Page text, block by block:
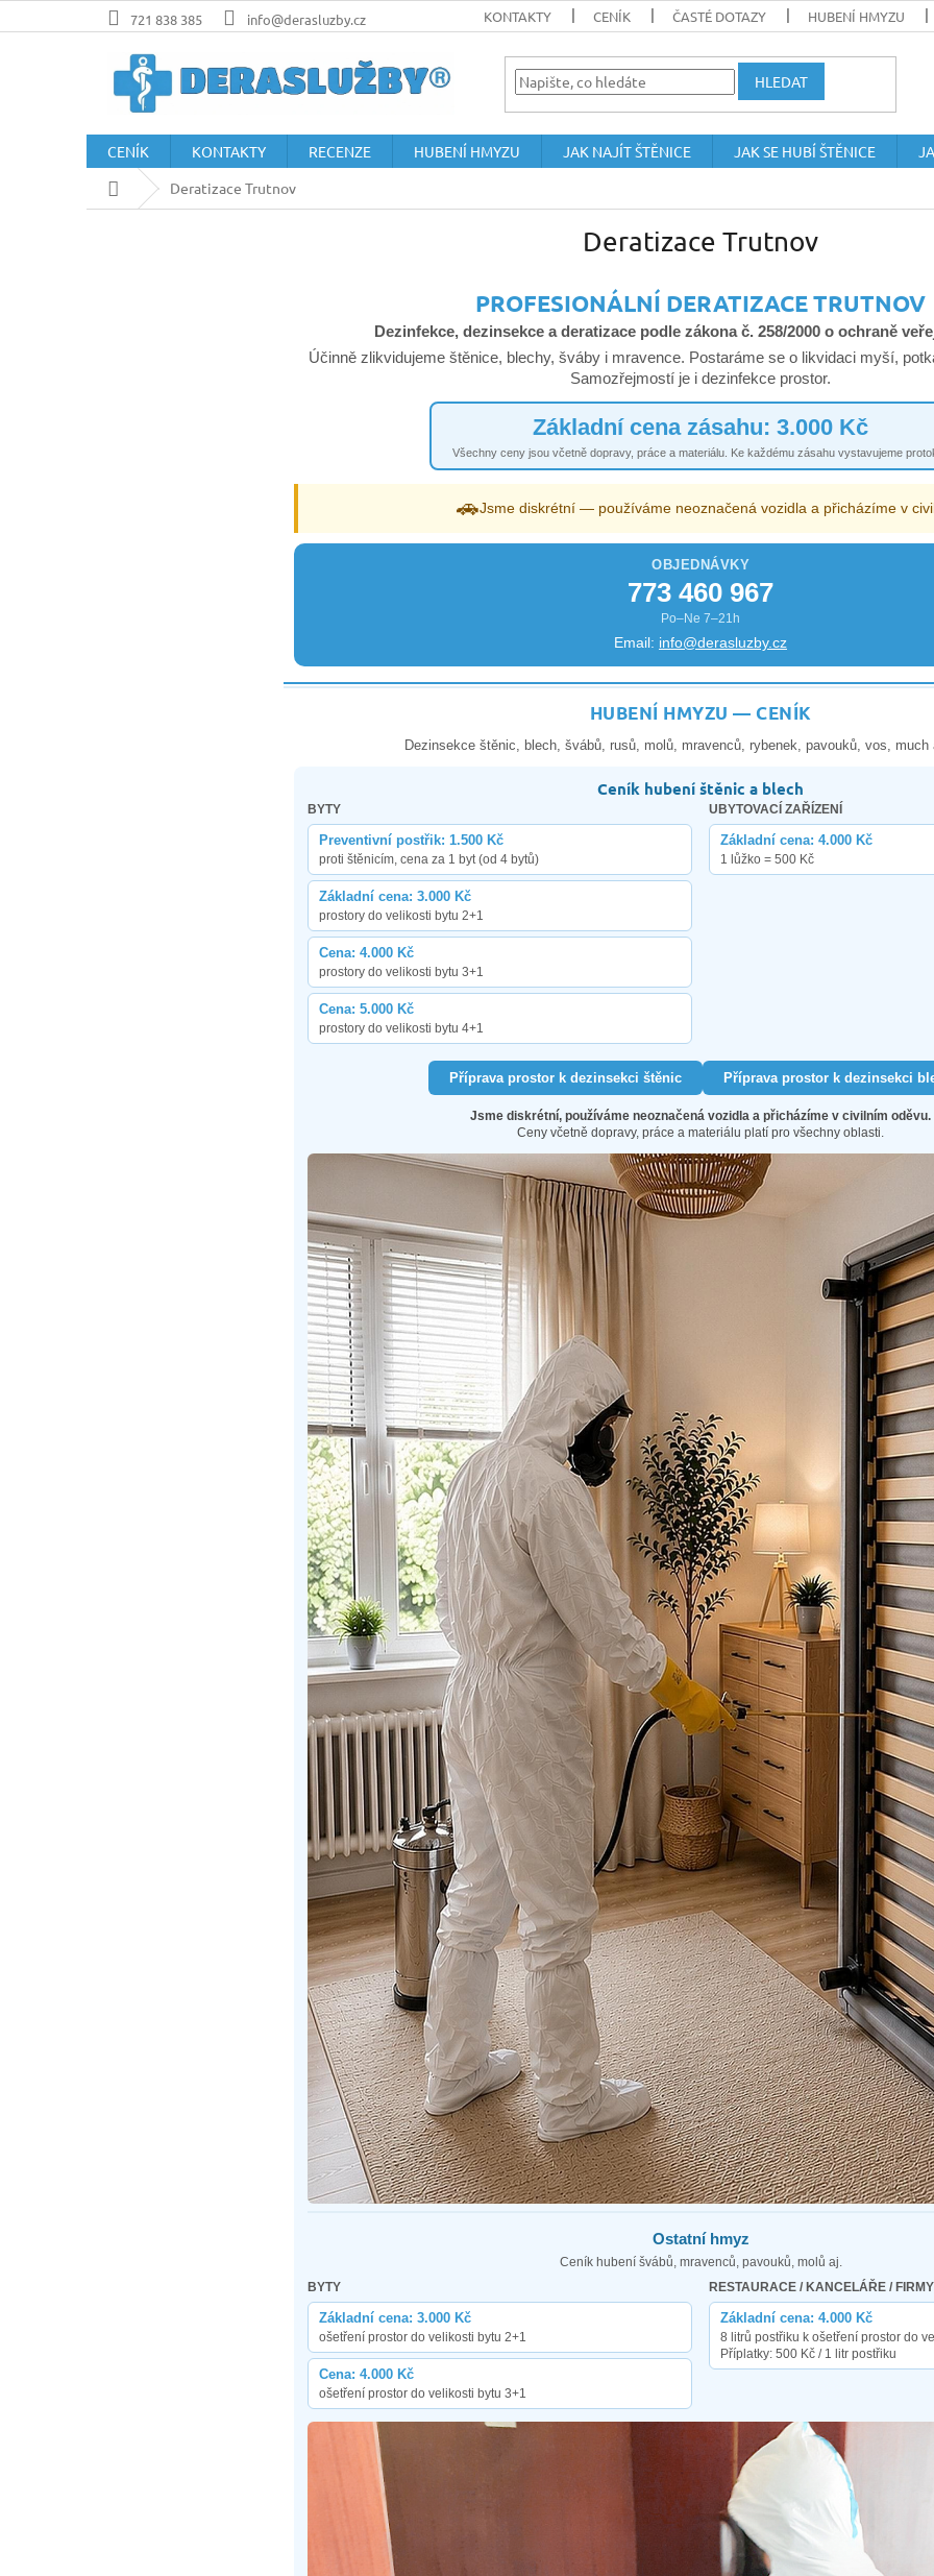
na
721 838 385 info@derasluzby.cz KONTAKTY CENÍK ČASTÉ DOTAZY HUBENÍ HMYZU
HLEDAT
CENÍK KONTAKTY RECENZE HUBENÍ HMYZU JAK NAJÍT ŠTĚNICE JAK SE HUBÍ ŠTĚNICE
Domů
Deratizace Trutnov
Deratizace Trutnov
PROFESIONÁLNÍ DERATIZACE TRUTNOV
Dezinfekce, dezinsekce a deratizace podle zákona č. 258/2000 o ochraně
Účinně zlikvidujeme štěnice, blechy, šváby i mravence. Postaráme se o likvidaci myší,
Samozřejmostí je i dezinfekce prostor.
Základní cena zásahu: 3.000 Kč
Všechny ceny jsou včetně dopravy, práce a materiálu. Ke každému zásahu vystavujeme
🚗Jsme diskrétní — používáme neoznačená vozidla a přicházíme v
OBJEDNÁVKY
773 460 967
Po–Ne 7–21h
Email: info@derasluzby.cz
HUBENÍ HMYZU — CENÍK
Dezinsekce štěnic, blech, švábů, rusů, molů, mravenců, rybenek, pavouků, vos, much
Ceník hubení štěnic a blech
BYTY
Preventivní postřik: 1.500 Kč
proti štěnicím, cena za 1 byt (od 4 bytů)
Základní cena: 3.000 Kč
prostory do velikosti bytu 2+1
Cena: 4.000 Kč
prostory do velikosti bytu 3+1
Cena: 5.000 Kč
prostory do velikosti bytu 4+1
UBYTOVACÍ ZAŘÍZENÍ
Základní cena: 4.000 Kč
1 lůžko = 500 Kč
Příprava prostor k dezinsekci štěnic Příprava prostor k dezinsekci
Jsme diskrétní, používáme neoznačená vozidla a přicházíme v civilním oděvu.
Ceny včetně dopravy, práce a materiálu platí pro všechny oblasti.
Ostatní hmyz
Ceník hubení švábů, mravenců, pavouků, molů aj.
BYTY
Základní cena: 3.000 Kč
ošetření prostor do velikosti bytu 2+1
Cena: 4.000 Kč
ošetření prostor do velikosti bytu 3+1
RESTAURACE / KANCELÁŘE / FIRMY
Základní cena: 4.000 Kč
8 litrů postřiku k ošetření prostor do
Příplatky: 500 Kč / 1 litr postřiku